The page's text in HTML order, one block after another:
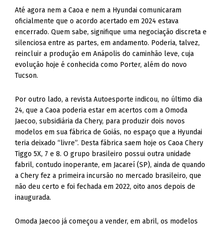
Até agora nem a Caoa e nem a Hyundai comunicaram
oficialmente que o acordo acertado em 2024 estava
encerrado. Quem sabe, signifique uma negociação discreta e
silenciosa entre as partes, em andamento. Poderia, talvez,
reincluir a produção em Anápolis do caminhão leve, cuja
evolução hoje é conhecida como Porter, além do novo
Tucson.
Por outro lado, a revista Autoesporte indicou, no último dia
24, que a Caoa poderia estar em acertos com a Omoda
Jaecoo, subsidiária da Chery, para produzir dois novos
modelos em sua fábrica de Goiás, no espaço que a Hyundai
teria deixado “livre”. Desta fábrica saem hoje os Caoa Chery
Tiggo 5X, 7 e 8. O grupo brasileiro possui outra unidade
fabril, contudo inoperante, em Jacareí (SP), ainda de quando
a Chery fez a primeira incursão no mercado brasileiro, que
não deu certo e foi fechada em 2022, oito anos depois de
inaugurada.
Omoda Jaecoo já começou a vender, em abril, os modelos